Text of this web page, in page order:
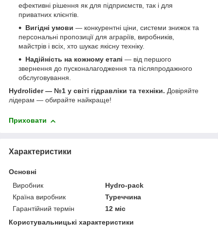
ефективні рішення як для підприємств, так і для
приватних клієнтів.
Вигідні умови — конкурентні ціни, системи знижок та
персональні пропозиції для аграріїв, виробників,
майстрів і всіх, хто шукає якісну техніку.
Надійність на кожному етапі — від першого
звернення до пусконалагодження та післяпродажного
обслуговування.
Hydrolider — №1 у світі гідравліки та техніки. Довіряйте
лідерам — обирайте найкраще!
Приховати
Характеристики
Основні
Виробник
Hydro-pack
Країна виробник
Туреччина
Гарантійний термін
12 міс
Користувальницькі характеристики